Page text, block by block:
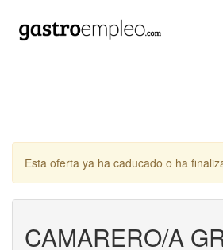
Esta oferta ya ha caducado o ha
CAMARERO/A